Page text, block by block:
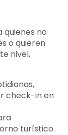
no
o quieren
nivel,
check-in en
turístico.